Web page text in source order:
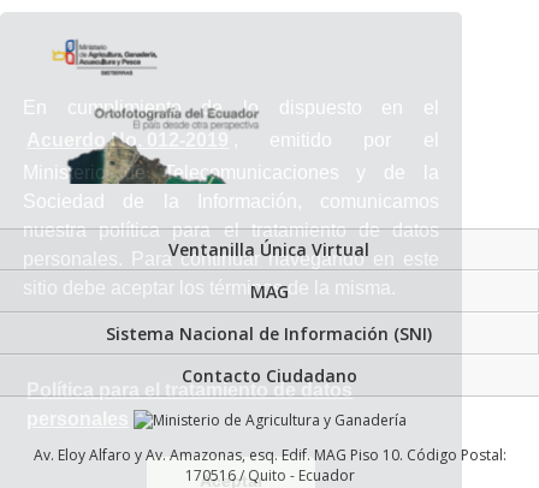
En cumplimiento de lo dispuesto en el
Acuerdo No. 012-2019
, emitido por el
Ministerio de Telecomunicaciones y de la
Sociedad de la Información, comunicamos
nuestra política para el tratamiento de datos
personales. Para continuar navegando en este
sitio debe aceptar los términos de la misma.
Aceptar
Ventanilla Única Virtual
MAG
Sistema Nacional de Información (SNI)
Contacto Ciudadano
Av. Eloy Alfaro y Av. Amazonas, esq. Edif. MAG Piso 10. Código Postal:
170516 / Quito - Ecuador